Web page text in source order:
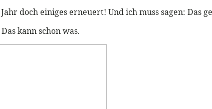
Jahr doch einiges erneuert! Und ich muss sagen: Das
kann schon was.